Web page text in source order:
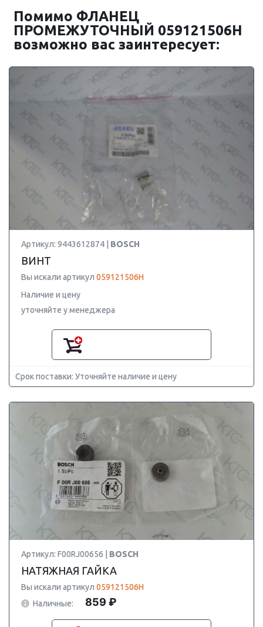
Помимо ФЛАНЕЦ
ПРОМЕЖУТОЧНЫЙ 059121506H
возможно вас заинтересует:
Артикул: 9443612874 | BOSCH
ВИНТ
Вы искали артикул 059121506H
Наличие и цену
уточняйте у менеджера
Срок поставки: Уточняйте наличие и цену
Артикул: F00RJ00656 | BOSCH
НАТЯЖНАЯ ГАЙКА
Вы искали артикул 059121506H
Наличные:
859 ₽